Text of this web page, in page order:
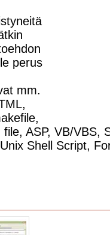
perus
mm.
ASP, VB/VBS,
Shell Script,